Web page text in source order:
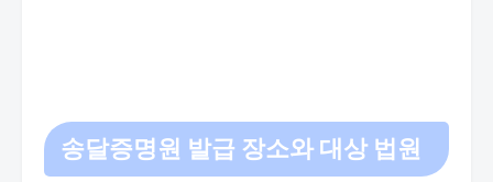
송달증명원 발급 장소와 대상 법원